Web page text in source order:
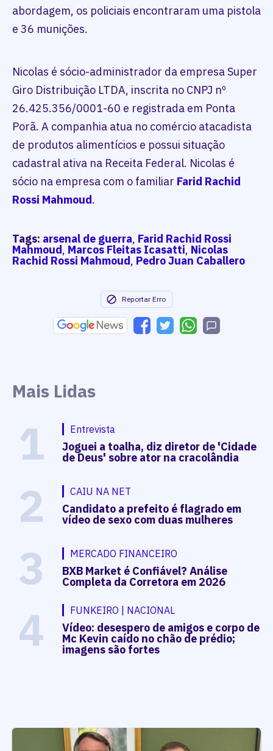
abordagem, os policiais encontraram uma pistola
e 36 munições.
Nicolas é sócio-administrador da empresa Super
Giro Distribuição LTDA, inscrita no CNPJ nº
26.425.356/0001-60 e registrada em Ponta
Porã. A companhia atua no comércio atacadista
de produtos alimentícios e possui situação
cadastral ativa na Receita Federal. Nicolas é
sócio na empresa com o familiar Farid Rachid
Rossi Mahmoud.
Tags: arsenal de guerra, Farid Rachid Rossi
Mahmoud, Marcos Fleitas Icasatti, Nicolas
Rachid Rossi Mahmoud, Pedro Juan Caballero
Reportar Erro
Mais Lidas
1 Entrevista
Joguei a toalha, diz diretor de 'Cidade
de Deus' sobre ator na cracolândia
2 CAIU NA NET
Candidato a prefeito é flagrado em
vídeo de sexo com duas mulheres
3 MERCADO FINANCEIRO
BXB Market é Confiável? Análise
Completa da Corretora em 2026
4 FUNKEIRO | NACIONAL
Vídeo: desespero de amigos e corpo de
Mc Kevin caído no chão de prédio;
imagens são fortes